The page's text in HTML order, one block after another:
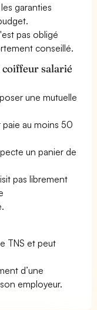
garanties
pas obligé
conseillé.
salarié
une mutuelle
paie au moins 50
un panier de
pas librement
TNS et peut
d’une
employeur.